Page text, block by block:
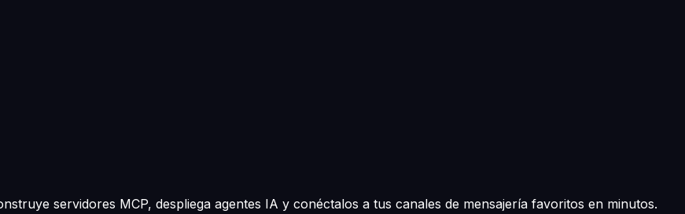
servidores MCP, despliega agentes IA y conéctalos a tus canales de mensajería favoritos en minutos.